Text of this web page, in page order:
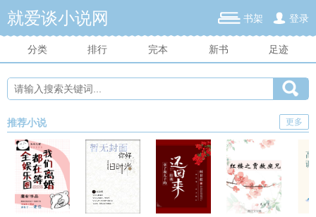
就爱谈小说网 书架 登录
分类 排行 完本 新书 足迹
推荐小说 更多